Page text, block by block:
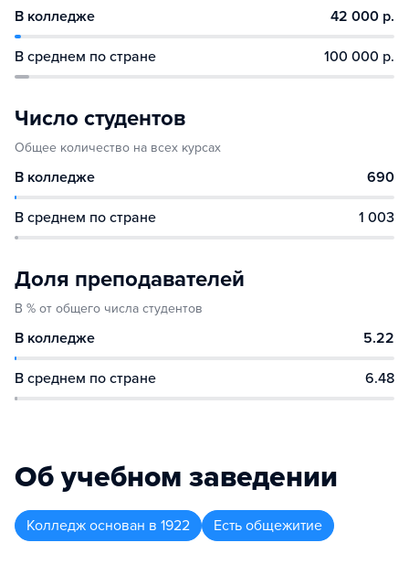
В колледже 42 000 р.
В среднем по стране 100 000 р.
Число студентов
Общее количество на всех курсах
В колледже 690
В среднем по стране 1 003
Доля преподавателей
В % от общего числа студентов
В колледже 5.22
В среднем по стране 6.48
Об учебном заведении
Колледж основан в 1922 Есть общежитие